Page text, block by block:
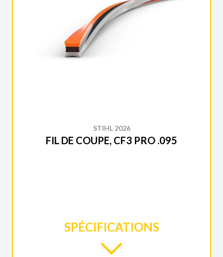
STIHL 2026
FIL DE COUPE, CF3 PRO .095
SPÉCIFICATIONS